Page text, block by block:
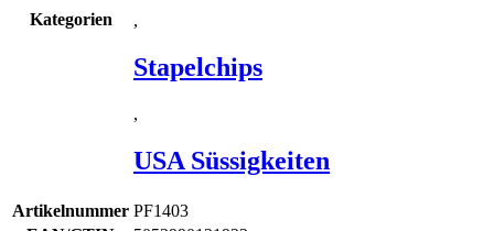
Kategorien ,
Stapelchips
,
USA Süssigkeiten
Artikelnummer PF1403